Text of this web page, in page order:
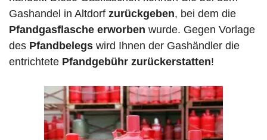
Gashandel in Altdorf zurückgeben, bei dem die
Pfandgasflasche erworben wurde. Gegen Vorlage
des Pfandbelegs wird Ihnen der Gashändler die
entrichtete Pfandgebühr zurückerstatten!